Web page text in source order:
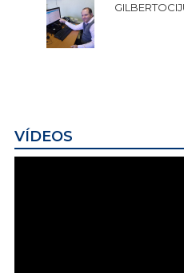
VÍDEOS